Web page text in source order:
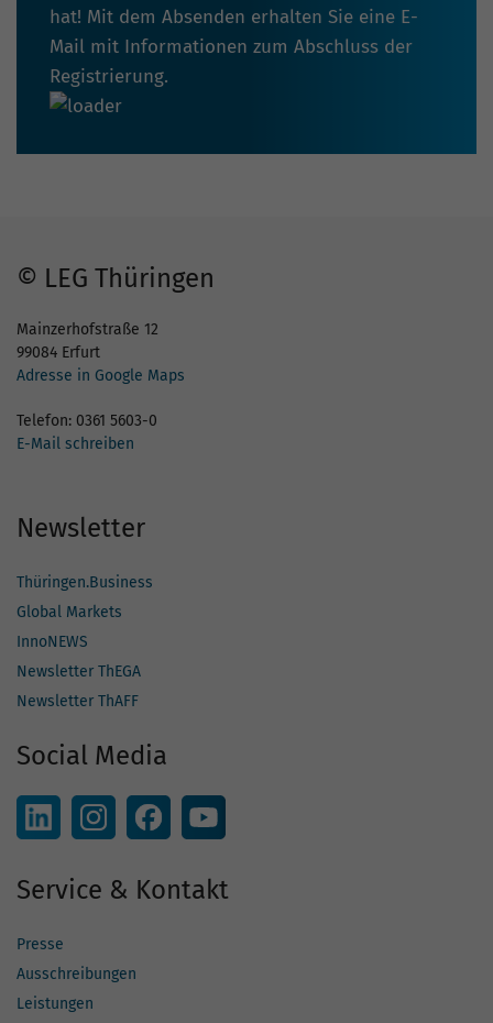
hat! Mit dem Absenden erhalten Sie eine E-
Mail mit Informationen zum Abschluss der
Registrierung.
© LEG Thüringen
Mainzerhofstraße 12
99084 Erfurt
Adresse in Google Maps
Telefon: 0361 5603-0
E-Mail schreiben
Newsletter
Thüringen.Business
Global Markets
InnoNEWS
Newsletter ThEGA
Newsletter ThAFF
Social Media
Service & Kontakt
Presse
Ausschreibungen
Leistungen